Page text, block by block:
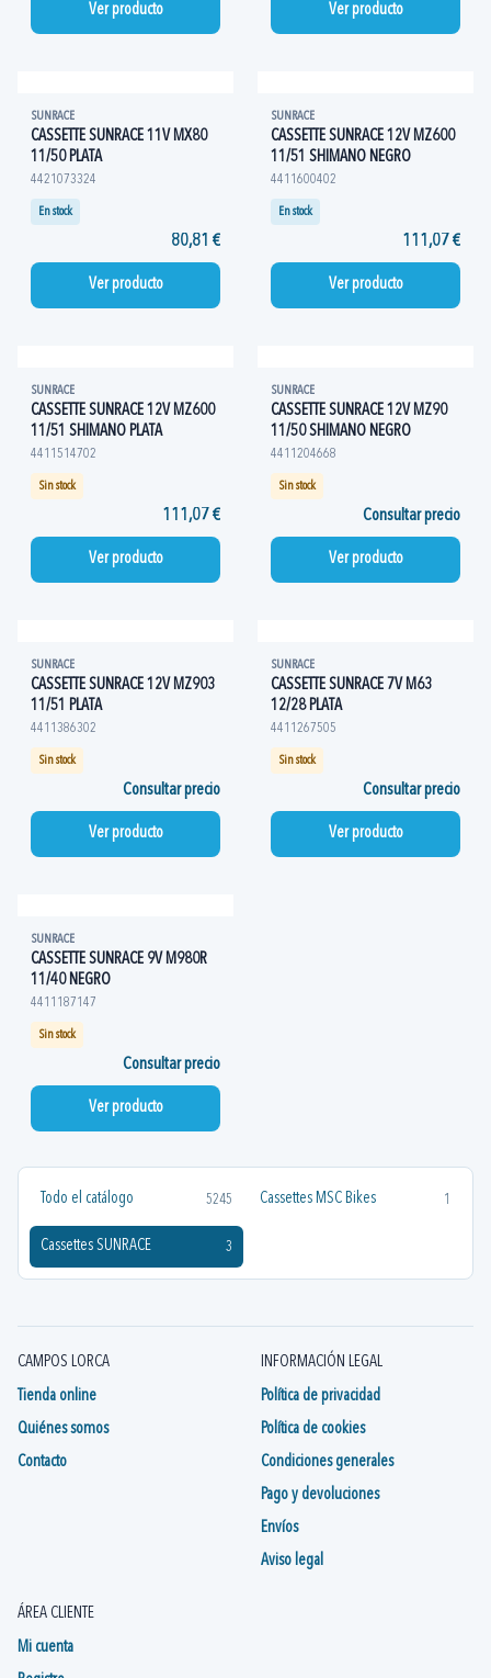
Todo el catálogo 5245 Cassettes MSC Bikes 1
Cassettes SUNRACE 3
Ver producto Ver producto
SUNRACE
CASSETTE SUNRACE 11V MX80
11/50 PLATA
4421073324
En stock
80,81 €
Ver producto
SUNRACE
CASSETTE SUNRACE 12V MZ600
11/51 SHIMANO NEGRO
4411600402
En stock
111,07 €
Ver producto
SUNRACE
CASSETTE SUNRACE 12V MZ600
11/51 SHIMANO PLATA
4411514702
Sin stock
111,07 €
Ver producto
SUNRACE
CASSETTE SUNRACE 12V MZ90
11/50 SHIMANO NEGRO
4411204668
Sin stock
Consultar precio
Ver producto
SUNRACE
CASSETTE SUNRACE 12V MZ903
11/51 PLATA
4411386302
Sin stock
Consultar precio
Ver producto
SUNRACE
CASSETTE SUNRACE 7V M63
12/28 PLATA
4411267505
Sin stock
Consultar precio
Ver producto
SUNRACE
CASSETTE SUNRACE 9V M980R
11/40 NEGRO
4411187147
Sin stock
Consultar precio
Ver producto
CAMPOS LORCA
Tienda online
Quiénes somos
Contacto
INFORMACIÓN LEGAL
Política de privacidad
Política de cookies
Condiciones generales
Pago y devoluciones
Envíos
Aviso legal
ÁREA CLIENTE
Mi cuenta